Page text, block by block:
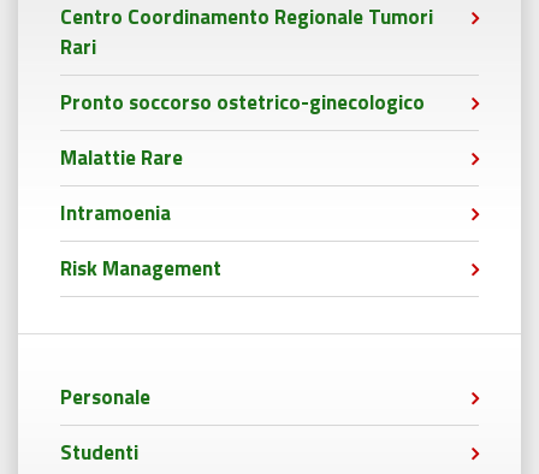
Centro Coordinamento Regionale Tumori
Rari
Pronto soccorso ostetrico-ginecologico
Malattie Rare
Intramoenia
Risk Management
Personale
Studenti